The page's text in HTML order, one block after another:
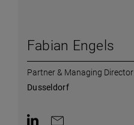
Fabian Engels
Partner & Managing Director
Dusseldorf